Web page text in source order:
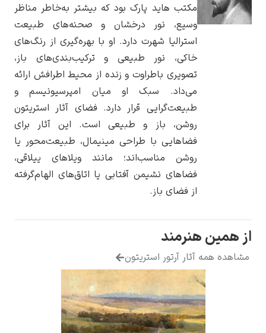
مکتب هاید پارک بود که بیشتر به‌خاطر مناظر
وسیع، نور درخشان و صحنه‌های طبیعت
استرالیا شهرت دارد. او با بهره‌گیری از رنگ‌های
خاکی، نور طبیعی و ترکیب‌بندی‌های باز،
تصویری باطراوت و زنده از محیط اطرافش ارائه
می‌داد. سبک او میان امپرسیونیسم و
طبیعت‌گرایی قرار دارد. فضای آثار استریتون
روشن، باز و طبیعی است. این آثار برای
فضاهایی با طراحی مینیمال، طبیعت‌محور یا
روشن مناسب‌اند؛ مانند ویلاهای ییلاقی،
فضاهای نشیمن آفتابی یا اتاق‌های الهام‌گرفته
هنرمند
آرتور استریتون